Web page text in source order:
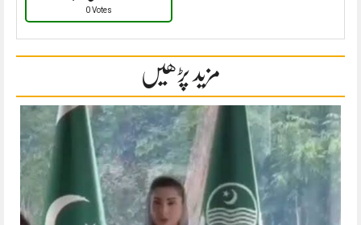
0 Votes
مزید پڑھیں